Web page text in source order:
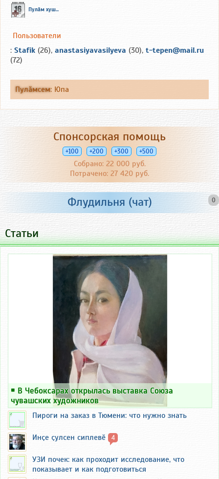
Пулăм хуш...
Пользователи
: Stafik (26), anastasiyavasilyeva (30), t-tepen@mail.ru
(72)
Пулăмсем: Юпа
Спонсорская помощь
+100 +200 +300 +500
Собрано: 22 000 руб.
Потрачено: 27 420 руб.
0
Флудильня (чат)
Статьи
￭ В Чебоксарах открылась выставка Союза
чувашских художников
Пироги на заказ в Тюмени: что нужно знать
Инҫе ҫулсен сиплевӗ 4
УЗИ почек: как проходит исследование, что
показывает и как подготовиться